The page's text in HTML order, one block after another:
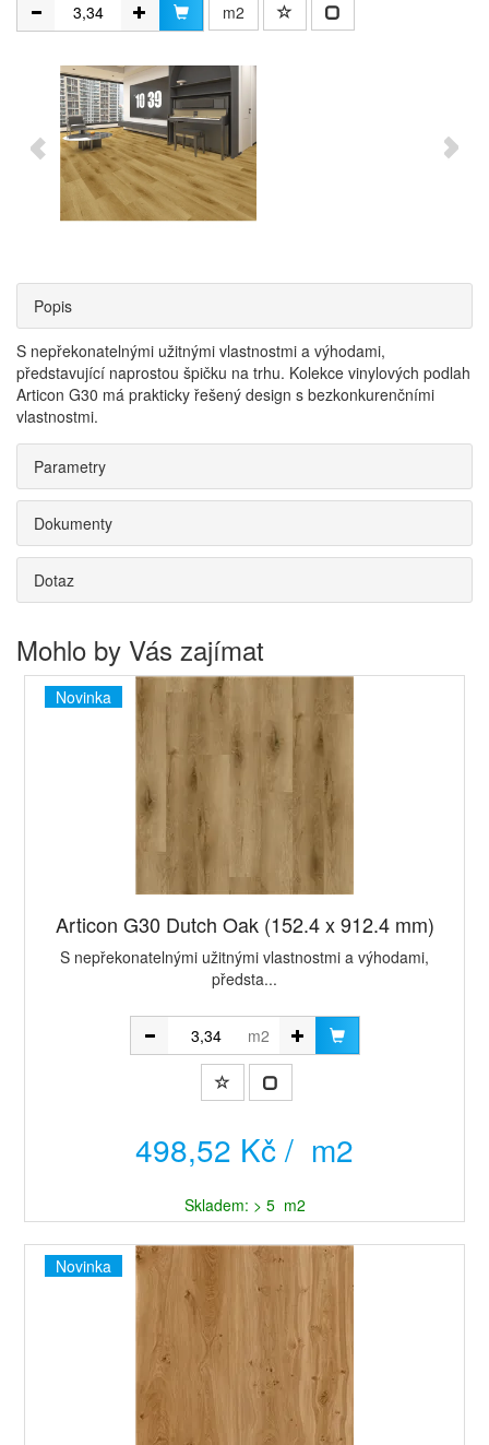
m2
Popis
​S nepřekonatelnými užitnými vlastnostmi a výhodami,
představující naprostou špičku na trhu. Kolekce vinylových podlah
Articon G30 má prakticky řešený design s bezkonkurenčními
vlastnostmi.
Parametry
Dokumenty
Dotaz
Mohlo by Vás zajímat
Novinka
Articon G30 Dutch Oak (152.4 x 912.4 mm)
​S nepřekonatelnými užitnými vlastnostmi a výhodami,
předsta...
m2
498,52 Kč / m2
Skladem: > 5 m2
Novinka